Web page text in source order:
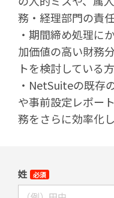
務・経理部門の責
・期間締め処理に
加価値の高い財務
トを検討している方
・NetSuiteの既存
や事前設定レポー
務をさらに効率化
姓 必須